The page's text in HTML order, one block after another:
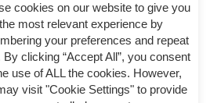
cookies on our website to give you
the most relevant experience by
your preferences and repeat
clicking “Accept All”, you consent
use of ALL the cookies. However,
visit "Cookie Settings" to provide
source, etc.
customized ads.